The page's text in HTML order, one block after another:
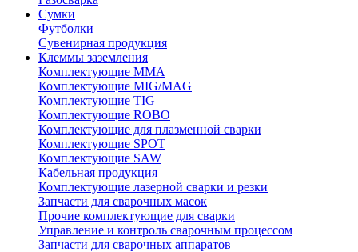
Сумки
Футболки
Сувенирная продукция
Клеммы заземления
Комплектующие ММА
Комплектующие MIG/MAG
Комплектующие TIG
Комплектующие ROBO
Комплектующие для плазменной сварки
Комплектующие SPOT
Комплектующие SAW
Кабельная продукция
Комплектующие лазерной сварки и резки
Запчасти для сварочных масок
Прочие комплектующие для сварки
Управление и контроль сварочным процессом
Запчасти для сварочных аппаратов